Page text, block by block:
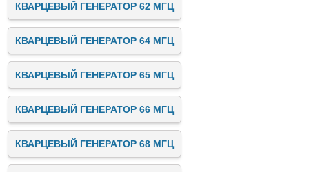
КВАРЦЕВЫЙ ГЕНЕРАТОР 62 МГЦ
КВАРЦЕВЫЙ ГЕНЕРАТОР 64 МГЦ
КВАРЦЕВЫЙ ГЕНЕРАТОР 65 МГЦ
КВАРЦЕВЫЙ ГЕНЕРАТОР 66 МГЦ
КВАРЦЕВЫЙ ГЕНЕРАТОР 68 МГЦ